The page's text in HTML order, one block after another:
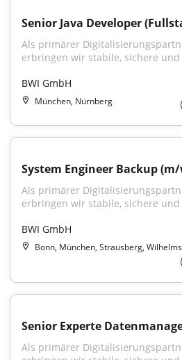
Senior Java Developer
Als primärer
erbringen wir stabile, sichere
BWI GmbH
München, Nürnberg
System Engineer Backup
Als primärer
erbringen wir stabile, sichere
BWI GmbH
Bonn, München, Strausberg,
Senior Experte
Als primärer